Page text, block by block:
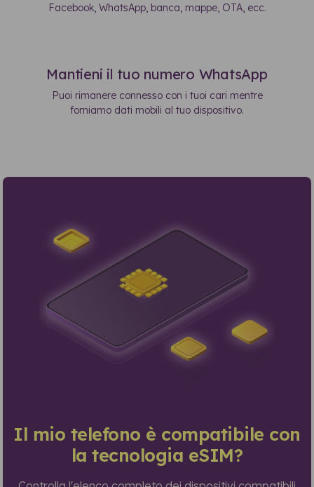
Facebook, WhatsApp, banca, mappe, OTA, ecc.
Mantieni il tuo numero WhatsApp
Puoi rimanere connesso con i tuoi cari mentre
forniamo dati mobili al tuo dispositivo.
Il mio telefono è compatibile con
la tecnologia eSIM?